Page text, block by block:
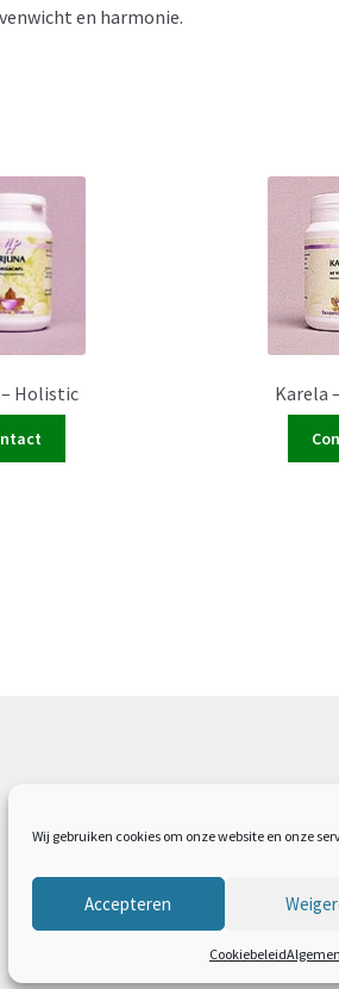
Wij gebruiken cookies om onze website en onze
Accepteren
Cookiebeleid
en harmonie.
Holistic Karela